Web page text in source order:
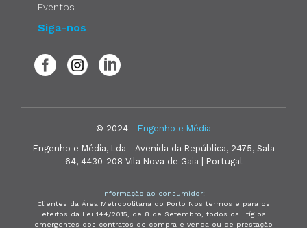
Eventos
Siga-nos
© 2024 - Engenho e Média
Engenho e Média, Lda - Avenida da República, 2475, Sala
64, 4430-208 Vila Nova de Gaia | Portugal
Informação ao consumidor:
Clientes da Área Metropolitana do Porto Nos termos e para os
efeitos da Lei 144/2015, de 8 de Setembro, todos os litígios
emergentes dos contratos de compra e venda ou de prestação